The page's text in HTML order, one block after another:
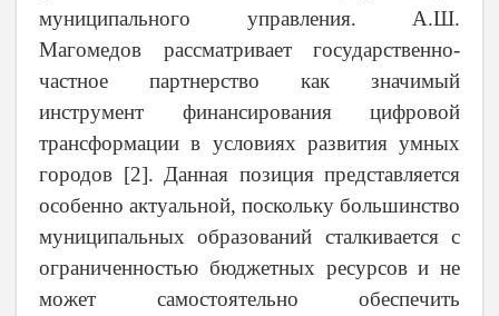
муниципального управления. А.Ш.
Магомедов рассматривает государственно-
частное партнерство как значимый
инструмент финансирования цифровой
трансформации в условиях развития умных
городов [2]. Данная позиция представляется
особенно актуальной, поскольку большинство
муниципальных образований сталкивается с
ограниченностью бюджетных ресурсов и не
может самостоятельно обеспечить